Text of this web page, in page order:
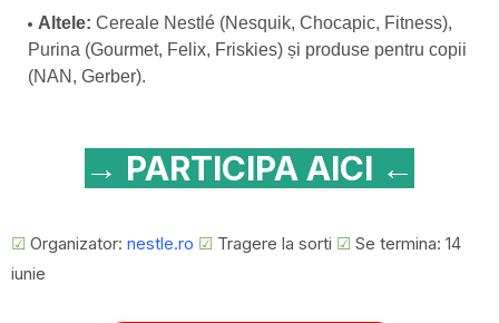
Altele: Cereale Nestlé (Nesquik, Chocapic, Fitness),
Purina (Gourmet, Felix, Friskies) și produse pentru copii
(NAN, Gerber).
→ PARTICIPA AICI ←
☑ Organizator: nestle.ro ☑ Tragere la sorti ☑ Se termina: 14
iunie